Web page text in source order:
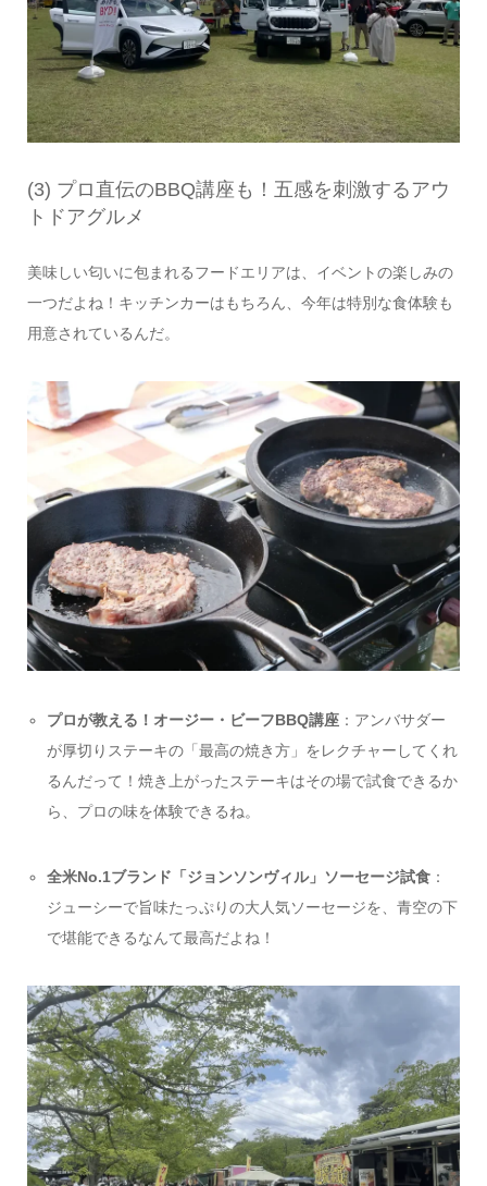
(3) プロ直伝のBBQ講座も！五感を刺激するアウ
トドアグルメ
美味しい匂いに包まれるフードエリアは、イベントの楽しみの
一つだよね！キッチンカーはもちろん、今年は特別な食体験も
用意されているんだ。
プロが教える！オージー・ビーフBBQ講座 ：アンバサダー
が厚切りステーキの「最高の焼き方」をレクチャーしてくれ
るんだって！焼き上がったステーキはその場で試食できるか
ら、プロの味を体験できるね。
全米No.1ブランド「ジョンソンヴィル」ソーセージ試食 ：
ジューシーで旨味たっぷりの大人気ソーセージを、青空の下
で堪能できるなんて最高だよね！